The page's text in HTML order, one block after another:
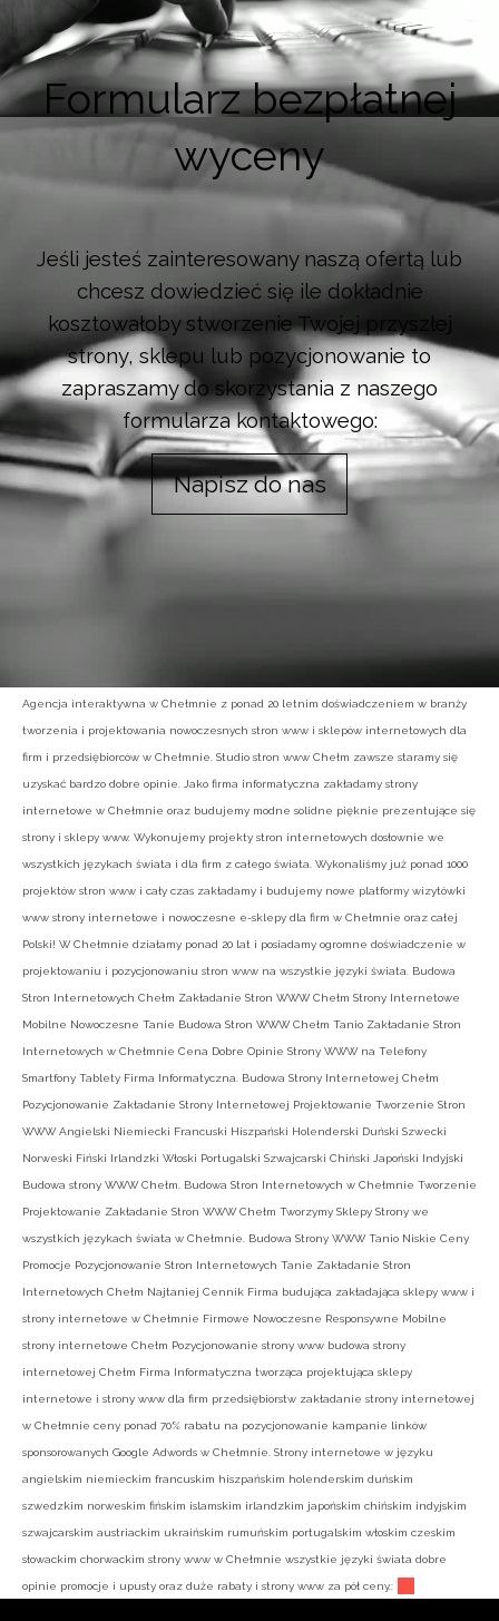
Formularz bezpłatnej
wyceny
Jeśli jesteś zainteresowany naszą ofertą lub
chcesz dowiedzieć się ile dokładnie
kosztowałoby stworzenie Twojej przyszłej
strony, sklepu lub pozycjonowanie to
zapraszamy do skorzystania z naszego
formularza kontaktowego:
Napisz do nas
Agencja interaktywna w Chełmnie z ponad 20 letnim doświadczeniem w branży
tworzenia i projektowania nowoczesnych stron www i sklepów internetowych dla
firm i przedsiębiorców w Chełmnie. Studio stron www Chełm zawsze staramy się
uzyskać bardzo dobre opinie. Jako firma informatyczna zakładamy strony
internetowe w Chełmnie oraz budujemy modne solidne pięknie prezentujące się
strony i sklepy www. Wykonujemy projekty stron internetowych dosłownie we
wszystkich językach świata i dla firm z całego świata. Wykonaliśmy już ponad 1000
projektów stron www i cały czas zakładamy i budujemy nowe platformy wizytówki
www strony internetowe i nowoczesne e-sklepy dla firm w Chełmnie oraz całej
Polski! W Chełmnie działamy ponad 20 lat i posiadamy ogromne doświadczenie w
projektowaniu i pozycjonowaniu stron www na wszystkie języki świata. Budowa
Stron Internetowych Chełm Zakładanie Stron WWW Chełm Strony Internetowe
Mobilne Nowoczesne Tanie Budowa Stron WWW Chełm Tanio Zakładanie Stron
Internetowych w Chełmnie Cena Dobre Opinie Strony WWW na Telefony
Smartfony Tablety Firma Informatyczna. Budowa Strony Internetowej Chełm
Pozycjonowanie Zakładanie Strony Internetowej Projektowanie Tworzenie Stron
WWW Angielski Niemiecki Francuski Hiszpański Holenderski Duński Szwecki
Norweski Fiński Irlandzki Włoski Portugalski Szwajcarski Chiński Japoński Indyjski
Budowa strony WWW Chełm. Budowa Stron Internetowych w Chełmnie Tworzenie
Projektowanie Zakładanie Stron WWW Chełm Tworzymy Sklepy Strony we
wszystkich językach świata w Chełmnie. Budowa Strony WWW Tanio Niskie Ceny
Promocje Pozycjonowanie Stron Internetowych Tanie Zakładanie Stron
Internetowych Chełm Najtaniej Cennik Firma budująca zakładająca sklepy www i
strony internetowe w Chełmnie Firmowe Nowoczesne Responsywne Mobilne
strony internetowe Chełm Pozycjonowanie strony www budowa strony
internetowej Chełm Firma Informatyczna tworząca projektująca sklepy
internetowe i strony www dla firm przedsiębiorstw zakładanie strony internetowej
w Chełmnie ceny ponad 70% rabatu na pozycjonowanie kampanie linków
sponsorowanych Google Adwords w Chełmnie. Strony internetowe w języku
angielskim niemieckim francuskim hiszpańskim holenderskim duńskim
szwedzkim norweskim fińskim islamskim irlandzkim japońskim chińskim indyjskim
szwajcarskim austriackim ukraińskim rumuńskim portugalskim włoskim czeskim
słowackim chorwackim strony www w Chełmnie wszystkie języki świata dobre
opinie promocje i upusty oraz duże rabaty i strony www za pół ceny.: